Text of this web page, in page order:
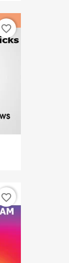
favorite_border
favorite_border